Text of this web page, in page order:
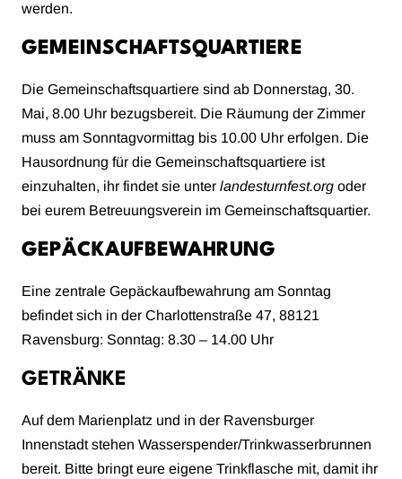
werden.
GEMEINSCHAFTSQUARTIERE
Die Gemeinschaftsquartiere sind ab Donnerstag, 30.
Mai, 8.00 Uhr bezugsbereit. Die Räumung der Zimmer
muss am Sonntagvormittag bis 10.00 Uhr erfolgen. Die
Hausordnung für die Gemeinschaftsquartiere ist
einzuhalten, ihr findet sie unter landesturnfest.org oder
bei eurem Betreuungsverein im Gemeinschaftsquartier.
GEPÄCKAUFBEWAHRUNG
Eine zentrale Gepäckaufbewahrung am Sonntag
befindet sich in der Charlottenstraße 47, 88121
Ravensburg: Sonntag: 8.30 – 14.00 Uhr
GETRÄNKE
Auf dem Marienplatz und in der Ravensburger
Innenstadt stehen Wasserspender/Trinkwasserbrunnen
bereit. Bitte bringt eure eigene Trinkflasche mit, damit ihr